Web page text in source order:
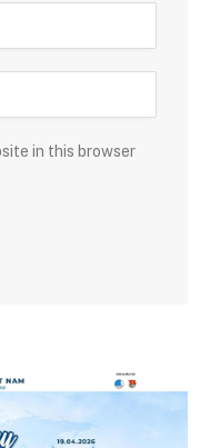
in this browser